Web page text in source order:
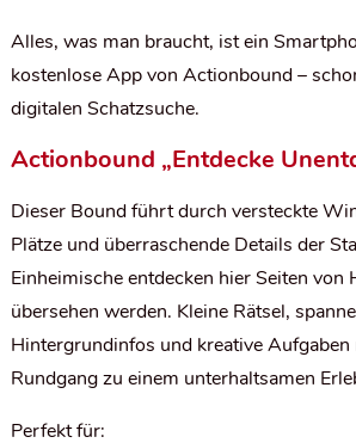
Alles, was man braucht, ist ein
kostenlose App von Actionbound–
digitalen Schatzsuche.
Actionbound „Entdecke
Dieser Bound führt durch versteckte
Plätze und überraschende Details der
Einheimische entdecken hier Seiten von
übersehen werden. Kleine Rätsel,
Hintergrundinfos und kreative Aufgaben
Rundgang zu einem unterhaltsamen
Perfekt für: